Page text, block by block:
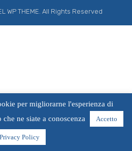
WP THEME. All Rights Reserved
per migliorarne l'esperienza di
ne siate a conoscenza
Accetto
Privacy Policy